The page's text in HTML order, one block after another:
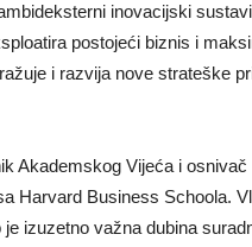
inovacijski
postojeći biznis i
i razvija nove strateške
Akademskog Vijeća i
Harvard Business Schoola.
izuzetno važna dubina